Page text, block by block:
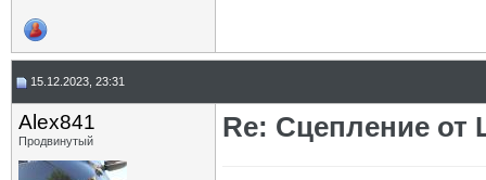
15.12.2023, 23:31
Alex841
Продвинутый Re: Сцепление